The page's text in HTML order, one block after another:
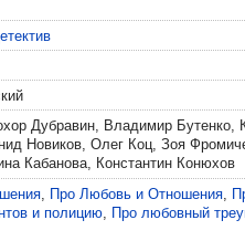
Дубравин, Владимир Бутенко,
Новиков, Олег Коц, Зоя
Кабанова, Константин Конюхов
, Про Любовь и Отношения,
и полицию, Про любовный